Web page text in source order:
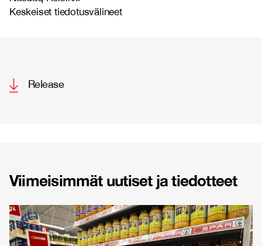
Keskeiset tiedotusvälineet
Release
Viimeisimmät uutiset ja tiedotteet